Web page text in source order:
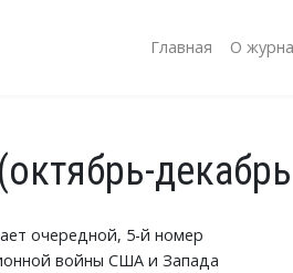
Главная О
очередной, 5-й номер
войны США и Запада